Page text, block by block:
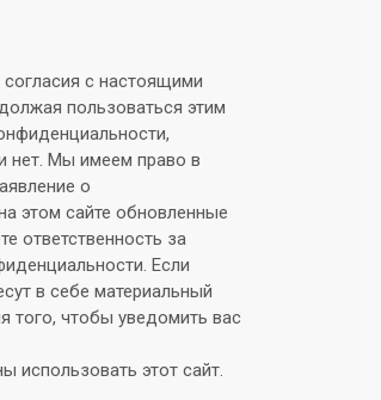
с настоящими
пользоваться этим
нет. Мы имеем право в
о
этом сайте обновленные
ответственность за
Если
в себе материальный
того, чтобы уведомить вас
использовать этот сайт.